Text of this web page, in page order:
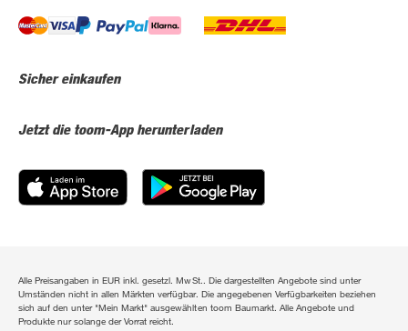
Sicher einkaufen
Jetzt die toom-App herunterladen
Alle Preisangaben in EUR inkl. gesetzl. MwSt.. Die dargestellten Angebote sind unter
Umständen nicht in allen Märkten verfügbar. Die angegebenen Verfügbarkeiten beziehen
sich auf den unter "Mein Markt" ausgewählten toom Baumarkt. Alle Angebote und
Produkte nur solange der Vorrat reicht.